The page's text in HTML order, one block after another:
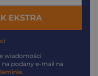
EKSTRA
wiadomości
podany e-mail na